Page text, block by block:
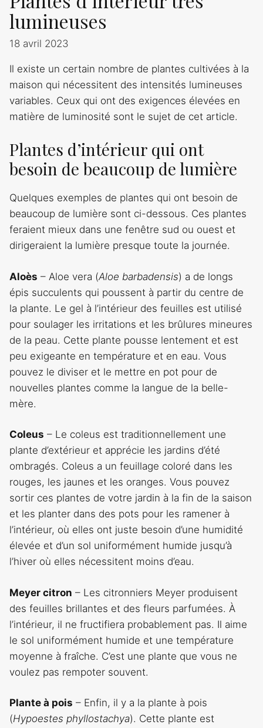
lumineuses
18 avril 2023
Il existe un certain nombre de plantes cultivées à la
maison qui nécessitent des intensités lumineuses
variables. Ceux qui ont des exigences élevées en
matière de luminosité sont le sujet de cet article.
Plantes d’intérieur qui ont
besoin de beaucoup de lumière
Quelques exemples de plantes qui ont besoin de
beaucoup de lumière sont ci-dessous. Ces plantes
feraient mieux dans une fenêtre sud ou ouest et
dirigeraient la lumière presque toute la journée.
Aloès – Aloe vera (Aloe barbadensis) a de longs
épis succulents qui poussent à partir du centre de
la plante. Le gel à l’intérieur des feuilles est utilisé
pour soulager les irritations et les brûlures mineures
de la peau. Cette plante pousse lentement et est
peu exigeante en température et en eau. Vous
pouvez le diviser et le mettre en pot pour de
nouvelles plantes comme la langue de la belle-
mère.
Coleus – Le coleus est traditionnellement une
plante d’extérieur et apprécie les jardins d’été
ombragés. Coleus a un feuillage coloré dans les
rouges, les jaunes et les oranges. Vous pouvez
sortir ces plantes de votre jardin à la fin de la saison
et les planter dans des pots pour les ramener à
l’intérieur, où elles ont juste besoin d’une humidité
élevée et d’un sol uniformément humide jusqu’à
l’hiver où elles nécessitent moins d’eau.
Meyer citron – Les citronniers Meyer produisent
des feuilles brillantes et des fleurs parfumées. À
l’intérieur, il ne fructifiera probablement pas. Il aime
le sol uniformément humide et une température
moyenne à fraîche. C’est une plante que vous ne
voulez pas rempoter souvent.
Plante à pois – Enfin, il y a la plante à pois
(Hypoestes phyllostachya). Cette plante est